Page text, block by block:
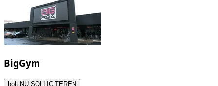
BigGym
bolt NU SOLLICITEREN